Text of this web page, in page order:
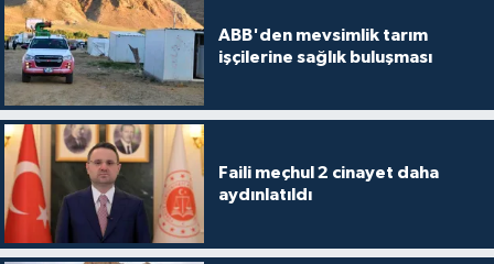
ABB'den mevsimlik tarım
işçilerine sağlık buluşması
Faili meçhul 2 cinayet daha
aydınlatıldı